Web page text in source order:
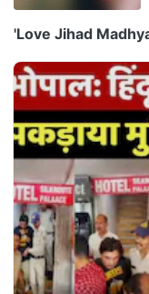
'Love Jihad